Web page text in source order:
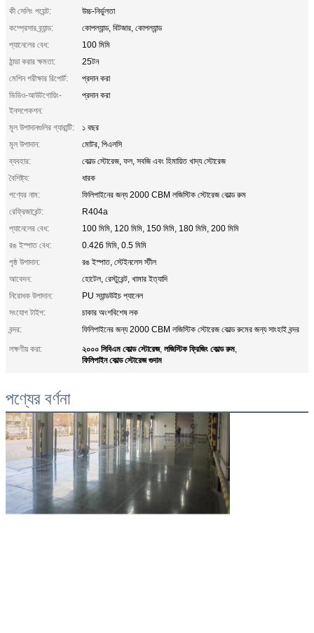
কী সেলিং পয়েন্ট:
উচ্চ-নির্ভুলতা
কম্প্রেসার ব্র্যান্ড:
কোপল্যান্ড, বিটজার, কোপল্যান্ড
প্যানেলের বেধ:
100 মিমি
ঠান্ডা করার ক্ষমতা:
25টন
মেশিন পরীক্ষার রিপোর্ট:
প্রদান করা
ভিডিও-আউটগোয়িং-
ইনসপেকশন:
প্রদান করা
মূল উপাদানগুলির গ্যারান্টি:
১ বছর
মূল উপাদান:
মোটর, পিএলসি
ব্যবহার:
কোল্ড স্টোরেজ, ফল, সবজি এবং হিমায়িত খাদ্য স্টোরেজ
বৈশিষ্ট্য:
ধারক
পণ্যের নাম:
ফিলিপাইনের জন্য 2000 CBM লজিস্টিক স্টোরেজ কোল্ড রুম
রেফ্রিজারেন্ট:
R404a
প্যানেলের বেধ:
100 মিমি, 120 মিমি, 150 মিমি, 180 মিমি, 200 মিমি
রঙ ইস্পাত বেধ:
0.426 মিমি, 0.5 মিমি
পৃষ্ঠ উপাদান:
রঙ ইস্পাত, স্টেইনলেস স্টীল
আবেদন:
হোটেল, রেস্টুরেন্ট, খামার ইত্যাদি
নিরোধক উপাদান:
PU স্যান্ডউইচ প্যানেল
সংযোগ টাইপ:
চাকার অংশবিশেষ লক
বন্দর:
ফিলিপাইনের জন্য 2000 CBM লজিস্টিক স্টোরেজ কোল্ড রুমের জন্য সাংহাই বন্দর
লক্ষণীয় করা:
২০০০ সিবিএম কোল্ড স্টোরেজ, লজিস্টিক ফ্রিজিং কোল্ড রুম,
ফিলিপাইন কোল্ড স্টোরেজ গুদাম
পণ্যের বর্ণনা